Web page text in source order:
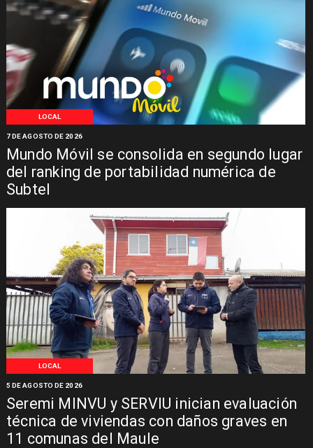
LOCAL
Mundo Móvil se consolida en segundo lugar
del ranking de portabilidad numérica de
Subtel
7 DE AGOSTO DE 2026
LOCAL
Seremi MINVU y SERVIU inician evaluación
técnica de viviendas con daños graves en
11 comunas del Maule
5 DE AGOSTO DE 2026